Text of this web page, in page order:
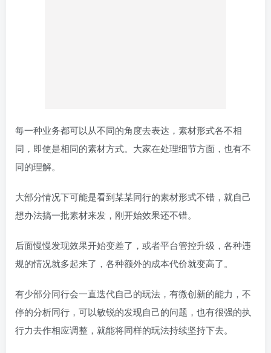
每一种业务都可以从不同的角度去表达，素材形式各不相
同，即使是相同的素材方式。大家在处理细节方面，也有不
同的理解。
大部分情况下可能是看到某某同行的素材形式不错，就自己
想办法搞一批素材来发，刚开始效果还不错。
后面慢慢发现效果开始变差了，或者平台管控升级，各种违
规的情况就多起来了，各种额外的成本代价就变高了。
有少部分同行会一直迭代自己的玩法，有微创新的能力，不
停的分析同行，可以敏锐的发现自己的问题，也有很强的执
行力去作相应调整，就能将同样的玩法持续坚持下去。